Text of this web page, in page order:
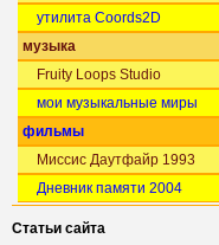
утилита Coords2D
музыка
Fruity Loops Studio
мои музыкальные миры
фильмы
Миссис Даутфайр 1993
Дневник памяти 2004
Статьи сайта